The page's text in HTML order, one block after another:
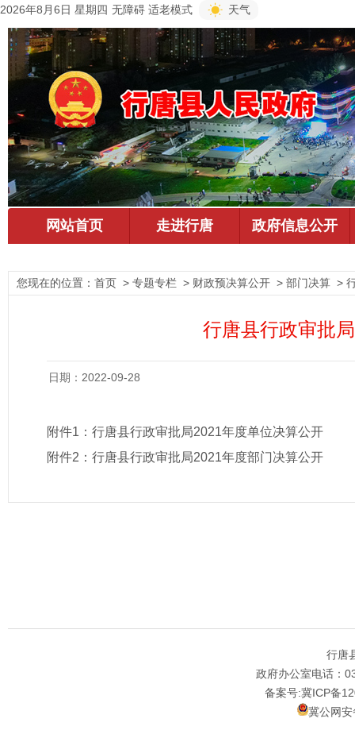
2026年8月6日 星期四 无障碍 适老模式 天气
您现在的位置： 首页 > 专题专栏 > 财政预决算公开 > 部门决算 >
行唐县行政审批
日期：2022-09-28
附件1： 行唐县行政审批局2021年度单位决算公开
附件2： 行唐县行政审批局2021年度部门决算公开